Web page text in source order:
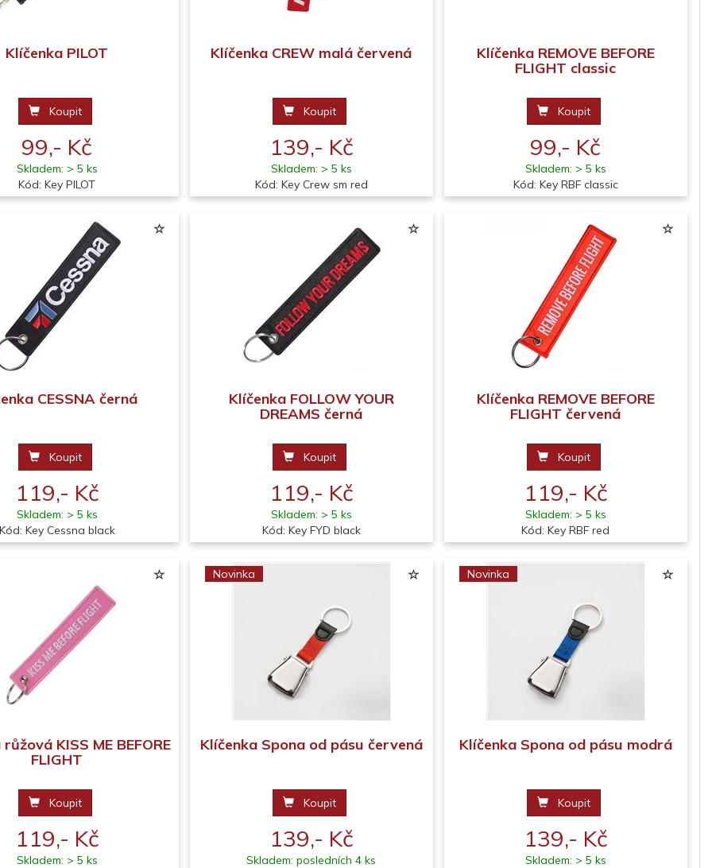
Klíčenka PILOT
Koupit
99,- Kč
Skladem: > 5 ks
Kód: Key PILOT
Klíčenka CREW malá červená
Koupit
139,- Kč
Skladem: > 5 ks
Kód: Key Crew sm red
Klíčenka REMOVE BEFORE
FLIGHT classic
Koupit
99,- Kč
Skladem: > 5 ks
Kód: Key RBF classic
CESSNA černá
Koupit
119,- Kč
Skladem: > 5 ks
Key Cessna black
Klíčenka FOLLOW YOUR
DREAMS černá
Koupit
119,- Kč
Skladem: > 5 ks
Kód: Key FYD black
Klíčenka REMOVE BEFORE
FLIGHT červená
Koupit
119,- Kč
Skladem: > 5 ks
Kód: Key RBF red
KISS ME BEFORE
FLIGHT
Koupit
119,- Kč
Skladem: > 5 ks
Novinka
Klíčenka Spona od pásu červená
Koupit
139,- Kč
Skladem: posledních 4 ks
Novinka
Klíčenka Spona od pásu modrá
Koupit
139,- Kč
Skladem: > 5 ks